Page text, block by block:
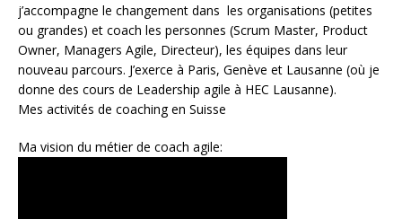
j’accompagne le changement dans les organisations (petites
ou grandes) et coach les personnes (Scrum Master, Product
Owner, Managers Agile, Directeur), les équipes dans leur
nouveau parcours. J’exerce à Paris, Genève et Lausanne (où je
donne des cours de Leadership agile à HEC Lausanne).
Mes activités de coaching en Suisse
Ma vision du métier de coach agile: